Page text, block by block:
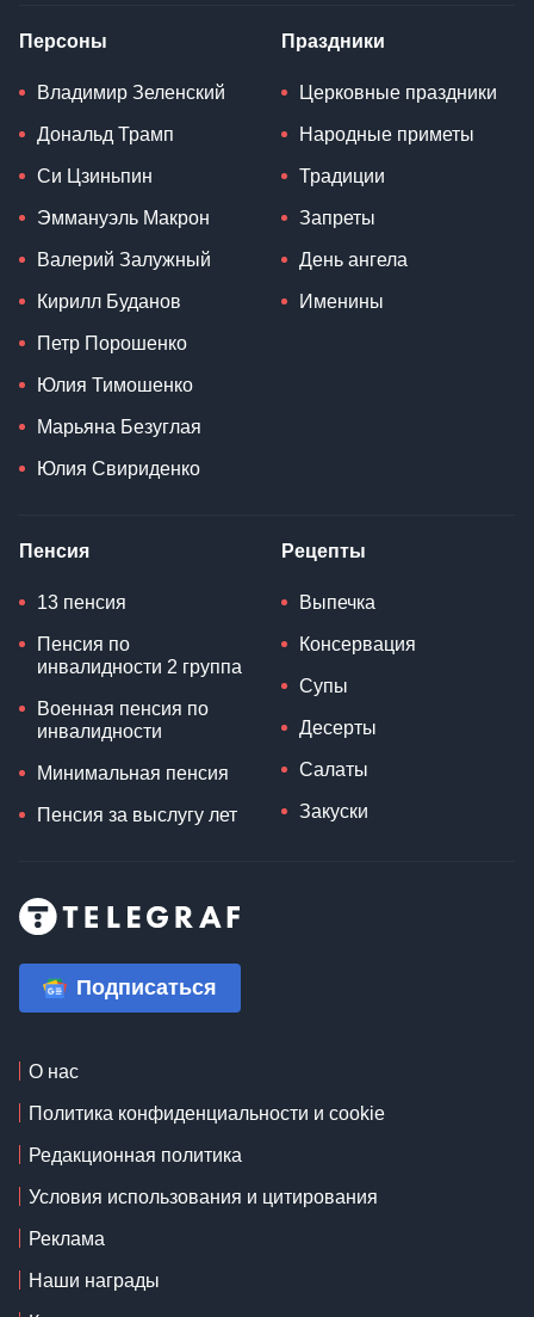
Персоны
Владимир Зеленский
Дональд Трамп
Си Цзиньпин
Эммануэль Макрон
Валерий Залужный
Кирилл Буданов
Петр Порошенко
Юлия Тимошенко
Марьяна Безуглая
Юлия Свириденко
Праздники
Церковные праздники
Народные приметы
Традиции
Запреты
День ангела
Именины
Пенсия
13 пенсия
Пенсия по
инвалидности 2 группа
Военная пенсия по
инвалидности
Минимальная пенсия
Пенсия за выслугу лет
Рецепты
Выпечка
Консервация
Супы
Десерты
Салаты
Закуски
Подписаться
О нас
Политика конфиденциальности и cookie
Редакционная политика
Условия использования и цитирования
Реклама
Наши награды